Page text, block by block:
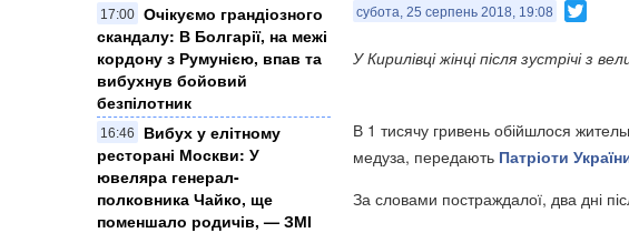
17:00 Очікуємо грандіозного
скандалу: В Болгарії, на межі
кордону з Румунією, впав та
вибухнув бойовий
безпілотник
16:46
Вибух у елітному
ресторані Москви: У
ювеляра генерал-
полковника Чайко, ще
поменшало родичів, — ЗМІ
субота, 25 серпень 2018, 19:08
У Кирилівці жінці після зустрічі з
В 1 тисячу гривень обійшлося
медуза, передають Патріоти
За словами постраждалої, два дні